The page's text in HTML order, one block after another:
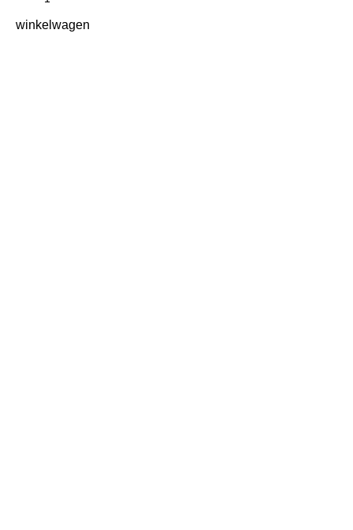
winkelwagen